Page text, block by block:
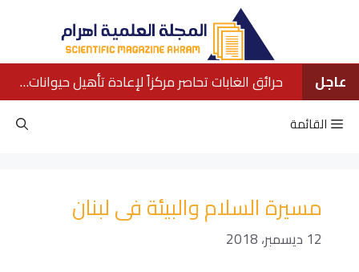
عاجل
حرائق الغابات تحاصر مركزاً لإعادة تأهيل حيوانات الأورانجوتان في بورنيو
القائمة
مسيرة السلام والبيئة فى لبنان
12 ديسمبر، 2018